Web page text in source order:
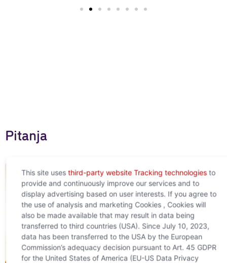
Pitanja
This site uses third-party website Tracking technologiesto
provide and continuously improve our services and to
display advertising based on user interests. If you agree to
the use of analysis and marketing Cookies , Cookies will
also be made available that may result in data being
transferred to third countries (USA). Since July 10, 2023,
data has been transferred to the USA by the European
Commission’s adequacy decision pursuant to Art. 45 GDPR
for the United States of America (EU-US Data Privacy